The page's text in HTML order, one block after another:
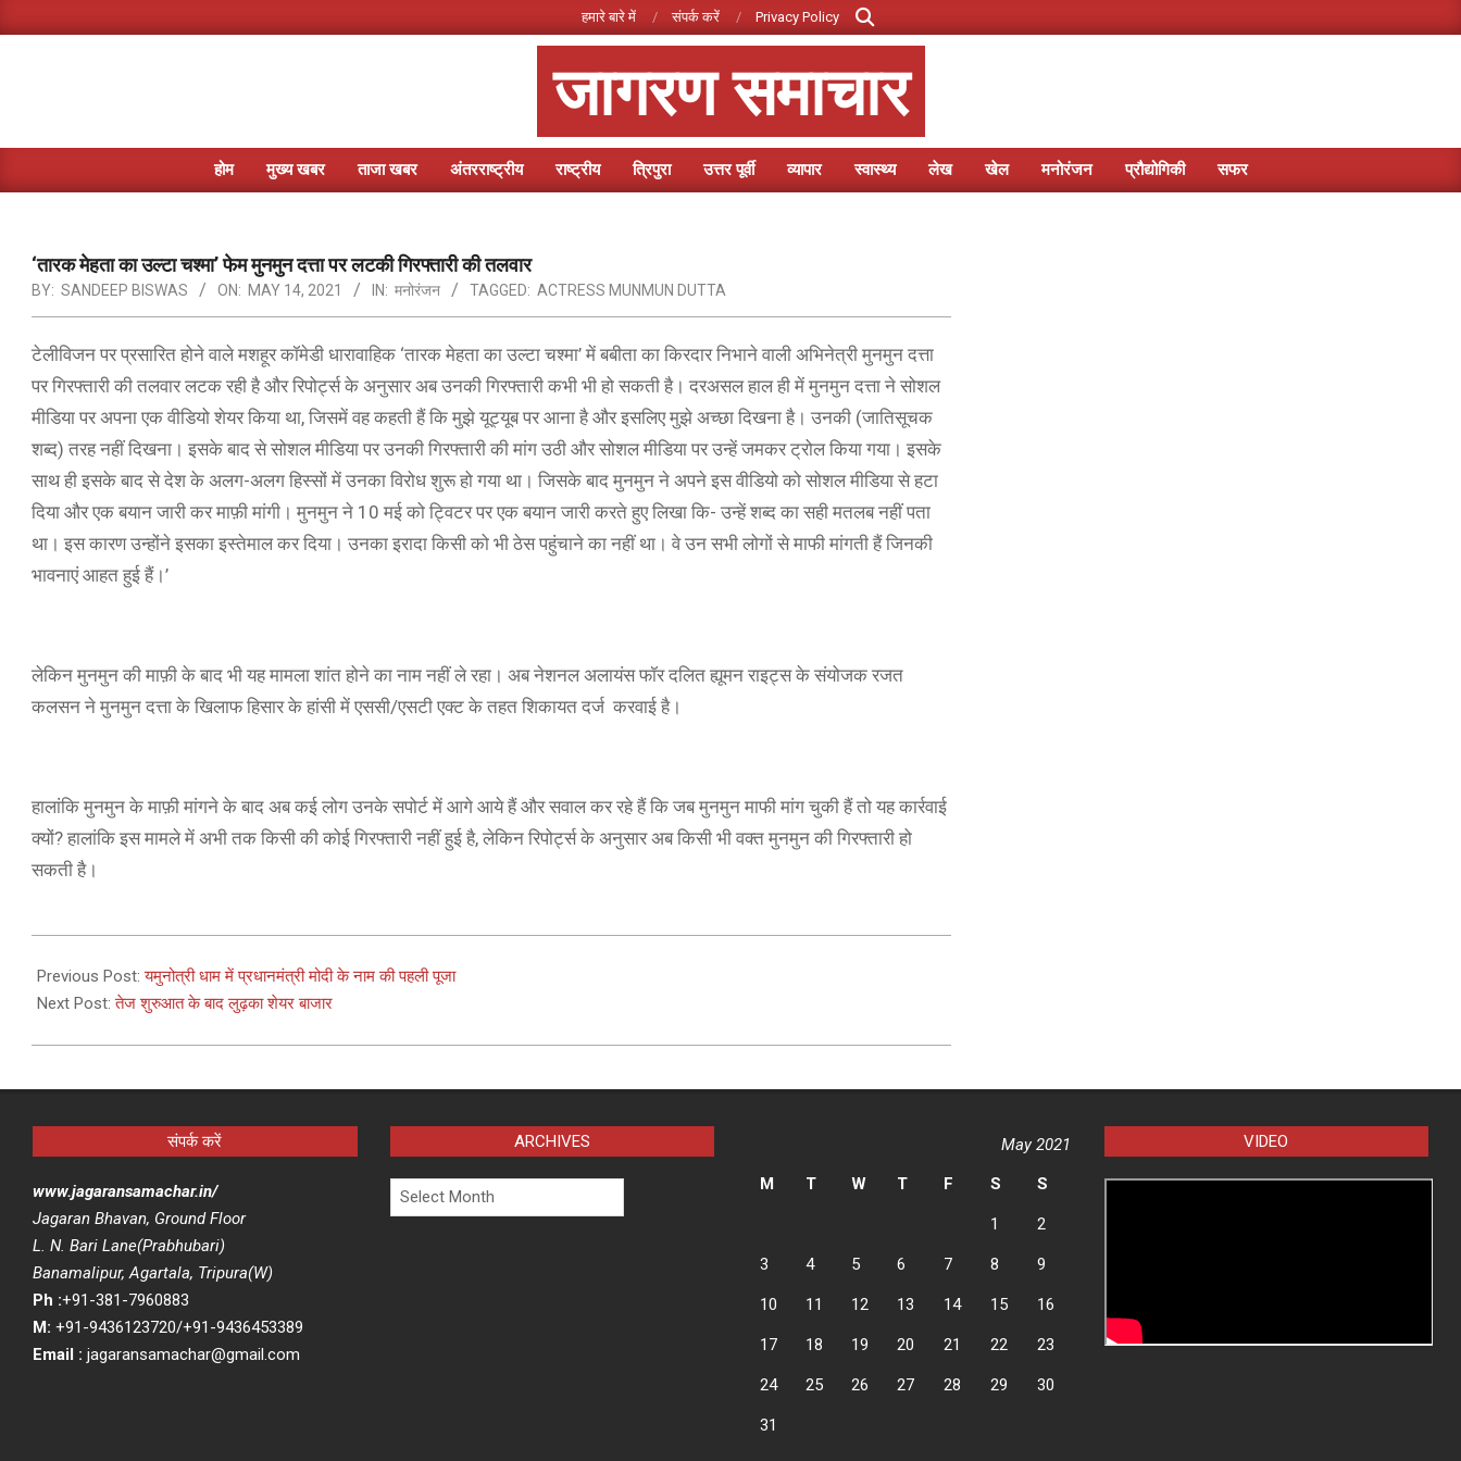
to
हमारे बारे में संपर्क करें Privacy Policy
Search
जागरण समाचार
Primary
होम मुख्य खबर ताजा खबर अंतरराष्ट्रीय राष्ट्रीय त्रिपुरा उत्तर पूर्वी व्यापार स्वास्थ्य लेख खेल मनोरंजन प्रौद्योगिकी सफर
‘तारक मेहता का उल्टा चश्मा’ फेम मुनमुन दत्ता पर लटकी गिरफ्तारी की तलवार
BY: SANDEEP BISWAS ON: MAY 14, 2021 IN: मनोरंजन TAGGED: ACTRESS MUNMUN DUTTA
टेलीविजन पर प्रसारित होने वाले मशहूर कॉमेडी धारावाहिक ‘तारक मेहता का उल्टा चश्मा’ में बबीता का किरदार निभाने वाली अभिनेत्री मुनमुन दत्ता
पर गिरफ्तारी की तलवार लटक रही है और रिपोर्ट्स के अनुसार अब उनकी गिरफ्तारी कभी भी हो सकती है। दरअसल हाल ही में मुनमुन दत्ता ने सोशल
मीडिया पर अपना एक वीडियो शेयर किया था, जिसमें वह कहती हैं कि मुझे यूट्यूब पर आना है और इसलिए मुझे अच्छा दिखना है। उनकी (जातिसूचक
शब्द) तरह नहीं दिखना। इसके बाद से सोशल मीडिया पर उनकी गिरफ्तारी की मांग उठी और सोशल मीडिया पर उन्हें जमकर ट्रोल किया गया। इसके
साथ ही इसके बाद से देश के अलग-अलग हिस्सों में उनका विरोध शुरू हो गया था। जिसके बाद मुनमुन ने अपने इस वीडियो को सोशल मीडिया से हटा
दिया और एक बयान जारी कर माफ़ी मांगी। मुनमुन ने 10 मई को ट्विटर पर एक बयान जारी करते हुए लिखा कि- उन्हें शब्द का सही मतलब नहीं पता
था। इस कारण उन्होंने इसका इस्तेमाल कर दिया। उनका इरादा किसी को भी ठेस पहुंचाने का नहीं था। वे उन सभी लोगों से माफी मांगती हैं जिनकी
भावनाएं आहत हुई हैं।’
लेकिन मुनमुन की माफ़ी के बाद भी यह मामला शांत होने का नाम नहीं ले रहा। अब नेशनल अलायंस फॉर दलित ह्यूमन राइट्स के संयोजक रजत
कलसन ने मुनमुन दत्ता के खिलाफ हिसार के हांसी में एससी/एसटी एक्ट के तहत शिकायत दर्ज करवाई है।
हालांकि मुनमुन के माफ़ी मांगने के बाद अब कई लोग उनके सपोर्ट में आगे आये हैं और सवाल कर रहे हैं कि जब मुनमुन माफी मांग चुकी हैं तो यह कार्रवाई
क्यों? हालांकि इस मामले में अभी तक किसी की कोई गिरफ्तारी नहीं हुई है, लेकिन रिपोर्ट्स के अनुसार अब किसी भी वक्त मुनमुन की गिरफ्तारी हो
सकती है।
05-
14
Previous Post:यमुनोत्री धाम में प्रधानमंत्री मोदी के नाम की पहली पूजा
Next Post:तेज शुरुआत के बाद लुढ़का शेयर बाजार
संपर्क करें
www.jagaransamachar.in/
Jagaran Bhavan, Ground Floor
L. N. Bari Lane(Prabhubari)
Banamalipur, Agartala, Tripura(W)
Ph :+91-381-7960883
M: +91-9436123720/+91-9436453389
Email : jagaransamachar@gmail.com
ARCHIVES
Archives
May 2021
M
T W T F S S
1 2
3 4 5 6 7 8 9
10 11 12 13 14 15 16
17 18 19 20 21 22 23
24 25 26 27 28 29 30
31
VIDEO